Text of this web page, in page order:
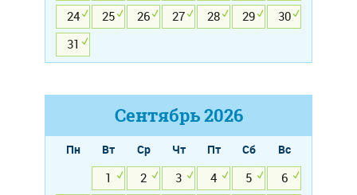
24
25 26 27 28 29
30
31
Сентябрь2026
Пн Вт Ср Чт Пт Сб
Вс
1
2 3 4 5
6